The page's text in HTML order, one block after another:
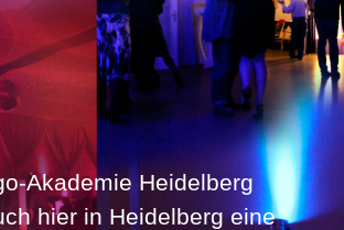
Akademie Heidelberg
hier in Heidelberg eine